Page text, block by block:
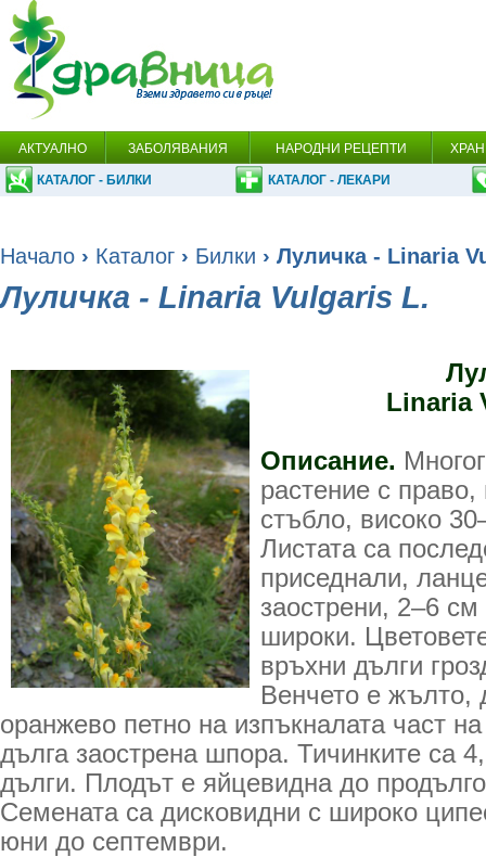
АКТУАЛНО ЗАБОЛЯВАНИЯ НАРОДНИ РЕЦЕПТИ
КАТАЛОГ - БИЛКИ КАТАЛОГ - ЛЕКАРИ
Начало › Каталог › Билки › Луличка - Linaria
Луличка - Linaria Vulgaris L.
Linaria
Описание.
растение с право,
стъбло, високо
Листата са
приседнали,
заострени, 2–6
широки.
връхни дълги
Венчето е жълто,
оранжево петно на изпъкналата част
дълга заострена шпора. Тичинките са
дълги. Плодът е яйцевидна до
Семената са дисковидни с широко
юни до септември.